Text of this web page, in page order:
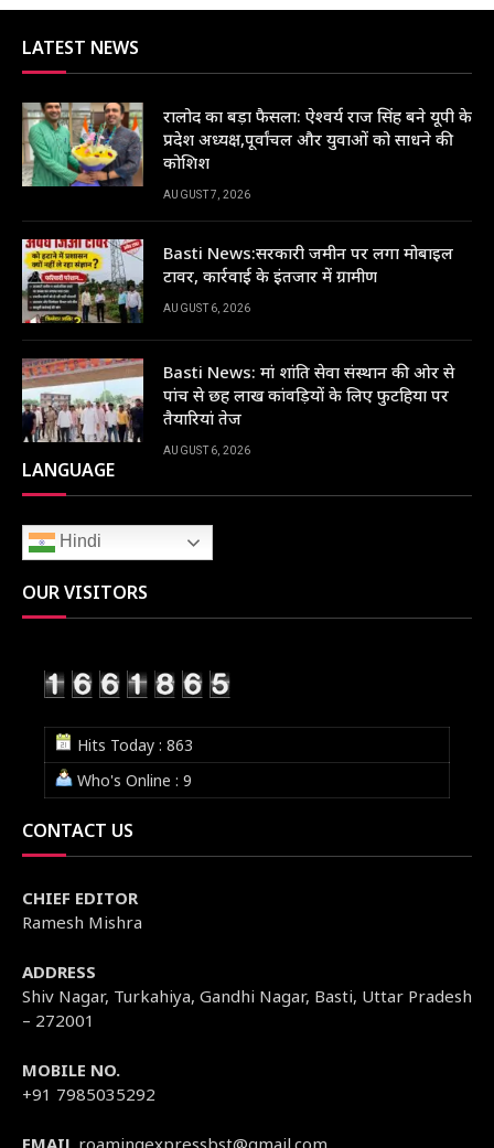
LATEST NEWS
रालोद का बड़ा फैसला: ऐश्वर्य राज सिंह बने यूपी के
प्रदेश अध्यक्ष,पूर्वांचल और युवाओं को साधने की
कोशिश
AUGUST 7, 2026
Basti News:सरकारी जमीन पर लगा मोबाइल
टावर, कार्रवाई के इंतजार में ग्रामीण
AUGUST 6, 2026
Basti News: मां शांति सेवा संस्थान की ओर से
पांच से छह लाख कांवड़ियों के लिए फुटहिया पर
तैयारियां तेज
AUGUST 6, 2026
LANGUAGE
Hindi
OUR VISITORS
Hits Today : 863
Who's Online : 9
CONTACT US
CHIEF EDITOR
Ramesh Mishra
ADDRESS
Shiv Nagar, Turkahiya, Gandhi Nagar, Basti, Uttar Pradesh
– 272001
MOBILE NO.
+91 7985035292